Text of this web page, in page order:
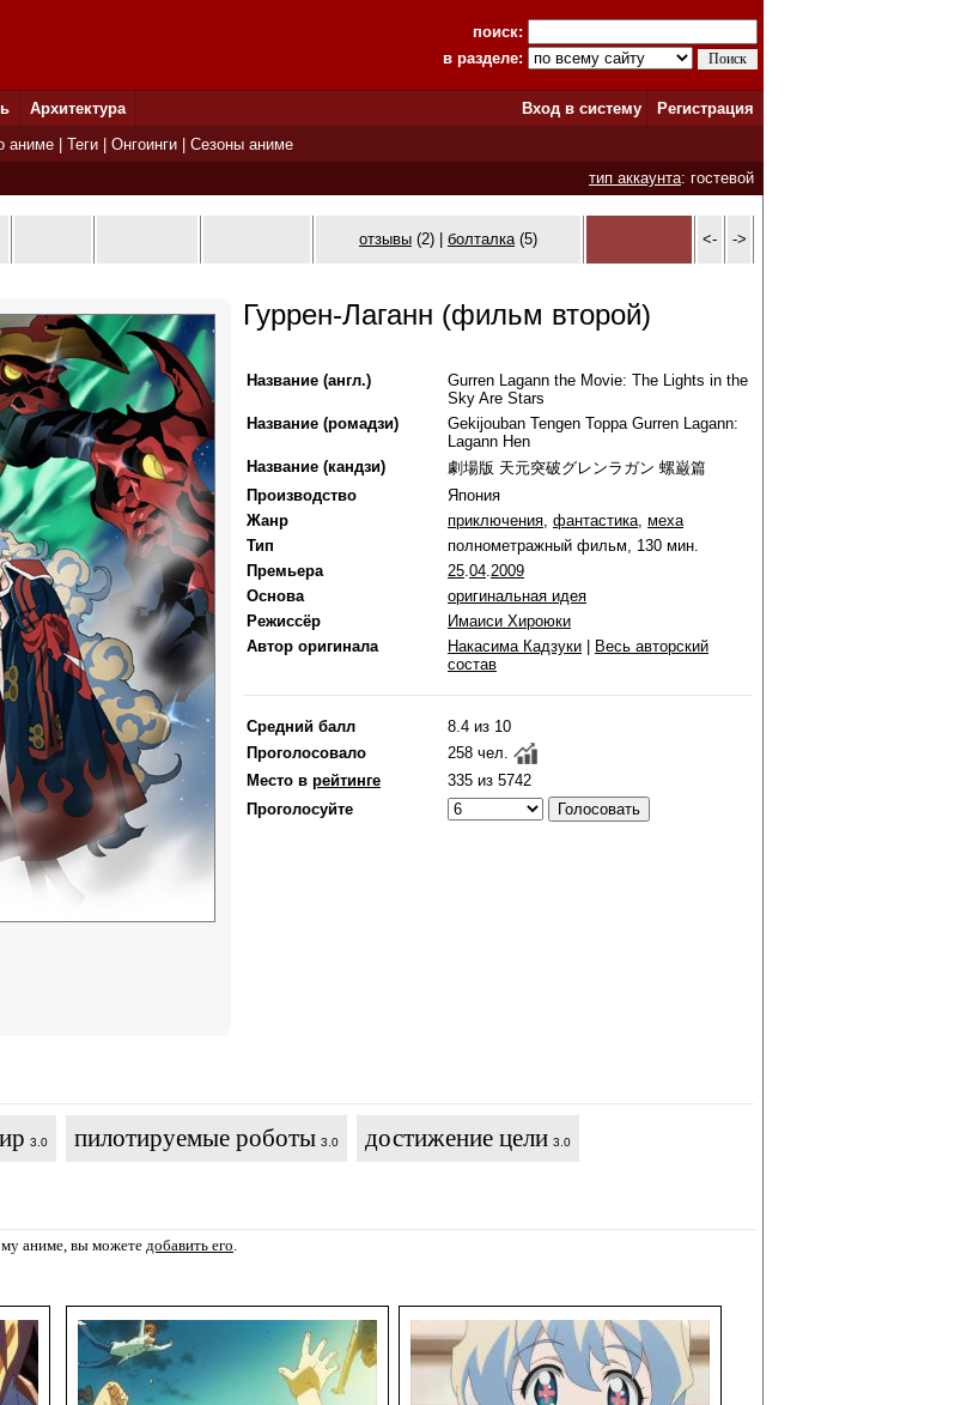
поиск:
в разделе:
Архитектура Вход в систему
Регистрация
аниме Теги Онгоинги
Сезоны аниме
тип аккаунта: гостевой
отзывы (2) | болталка(5) <- ->
Гуррен-Лаганн (фильм второй)
Название (англ.)
Gurren Lagann the Movie: The Lights in the
Sky Are Stars
Название (ромадзи)
Gekijouban Tengen Toppa Gurren Lagann:
Lagann Hen
Название (кандзи)
劇場版 天元突破グレンラガン 螺巌篇
Производство
Япония
Жанр
приключения, фантастика, меха
Тип
полнометражный фильм, 130 мин.
Премьера
25.04.2009
Основа
оригинальная идея
Режиссёр
Имаиси Хироюки
Автор оригинала
Накасима Кадзуки
Весь авторский
состав
Средний балл
8.4 из 10
Проголосовало
258 чел.
Место в рейтинге
335 из 5742
Проголосуйте
3.0 пилотируемые роботы 3.0 достижение цели 3.0
аниме, вы можетедобавить его.